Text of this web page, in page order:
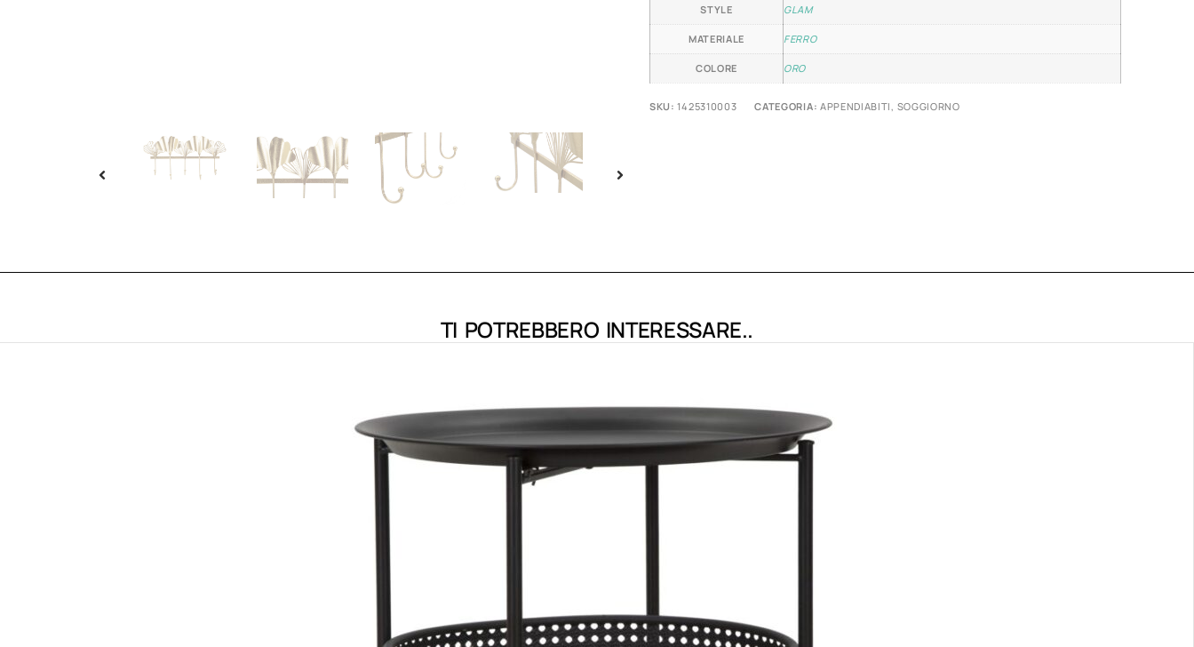
STYLE GLAM
MATERIALE FERRO
COLORE ORO
SKU:1425310003 CATEGORIA: APPENDIABITI SOGGIORNO
TI POTREBBERO INTERESSARE..